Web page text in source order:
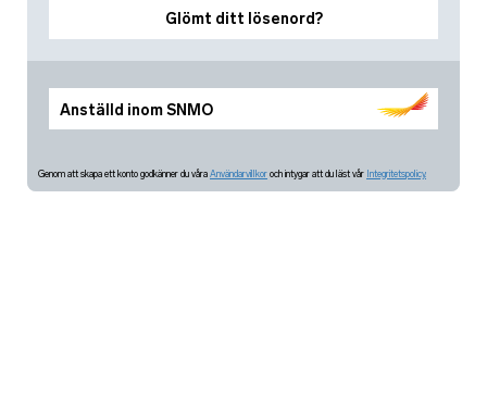
Anställd inom SNMO
Glömt ditt lösenord?
Genom att skapa ett konto godkänner du våra Användarvillkor och intygar att du läst vår Integritetspolicy.